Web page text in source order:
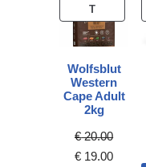
T
Wolfsblut
Western
Cape Adult
2kg
€20.00
€ 19.00